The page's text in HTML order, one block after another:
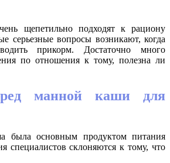
щепетильно подходят к рациону
серьезные вопросы возникают, когда
прикорм. Достаточно много
по отношения к тому, полезна ли
манной каши для
была основным продуктом питания
специалистов склоняются к тому, что